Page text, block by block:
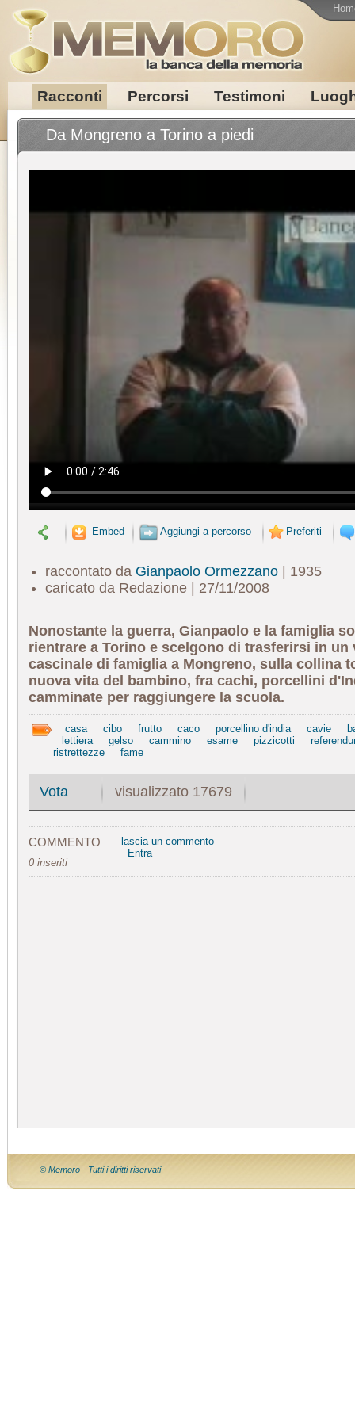
Racconti Percorsi Testimoni
Da Mongreno a Torino a piedi
Embed Aggiungi a percorso Preferiti
raccontato da Gianpaolo Ormezzano| 1935
caricato da Redazione | 27/11/2008
Nonostante la guerra, Gianpaolo e la famiglia
rientrare a Torino e scelgono di trasferirsi in un
cascinale di famiglia a Mongreno, sulla collina
nuova vita del bambino, fra cachi, porcellini
camminate per raggiungere la scuola.
casa cibo frutto caco porcellino d'india cavie
lettiera
gelso cammino esame pizzicotti
ristrettezze
fame
Vota visualizzato 17679
COMMENTO
0 inseriti
lascia un commento
Entra
© Memoro - Tutti i diritti riservati